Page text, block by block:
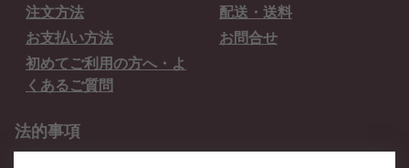
注文方法
配送・送料
お支払い方法
お問合せ
初めてご利用の方へ・よ
くあるご質問
法的事項